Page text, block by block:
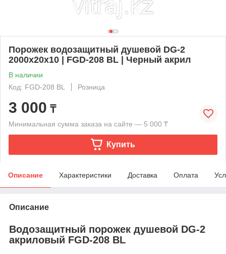
Порожек водозащитный душевой DG-2
2000х20х10 | FGD-208 BL | Черный акрил
В наличии
Код: FGD-208 BL
Розница
3 000 ₸
Минимальная сумма заказа на сайте — 5 000 ₸
Купить
Описание Характеристики Доставка Оплата
Описание
Водозащитный порожек душевой DG-2
акриловый FGD-208 BL